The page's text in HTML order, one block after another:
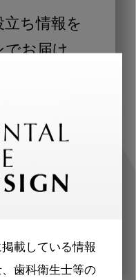
載している情報
歯科衛生士等の
ち情報を
でお届け
歯科医師、歯
に合わせた内
届けします。